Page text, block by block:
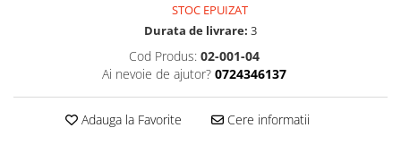
Osciloscoape B&K PRECISION
Osciloscoape FLUKE
Osciloscoape GW INSTEK
STOC EPUIZAT
Durata de livrare: 3
Cod Produs: 02-001-04
Ai nevoie de ajutor? 0724346137
Adauga la Favorite Cere informatii